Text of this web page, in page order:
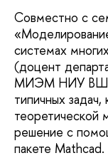
Совместно с
системах
(доцент
МИЭМ НИУ ВШЭ,
типичных
теоретической
решение с
пакете Mathcad.